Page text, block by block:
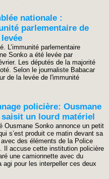
nationale :
parlementaire de
L’immunité parlementaire
Sonko a été levée par
Les députés de la majorité
Selon le journaliste Babacar
de la levée de l'immunité
policière: Ousmane
saisit un lourd matériel
Ousmane Sonko annonce un petit
s’est produit ce matin devant sa
avec des éléments de la Police
Il accuse cette institution policière
une camionnette avec du
pour les interpeller ces deux